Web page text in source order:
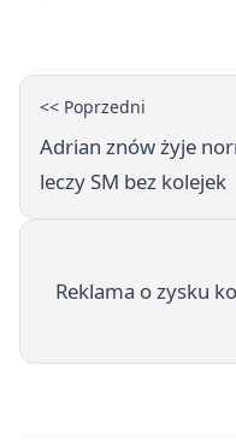
<< Poprzedni
Adrian znów żyje
leczy SM bez kolejek
Reklama o zysku